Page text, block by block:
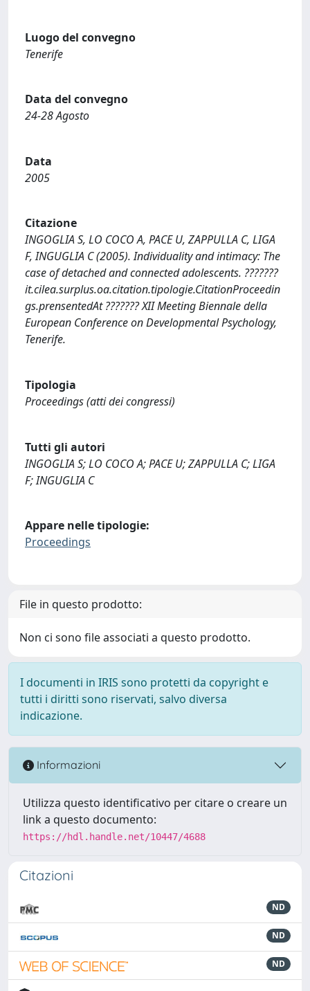
Luogo del convegno
Tenerife
Data del convegno
24-28 Agosto
Data
2005
Citazione
INGOGLIA S, LO COCO A, PACE U, ZAPPULLA C, LIGA
F, INGUGLIA C (2005). Individuality and intimacy: The
case of detached and connected adolescents. ???????
it.cilea.surplus.oa.citation.tipologie.CitationProceedin
gs.prensentedAt ??????? XII Meeting Biennale della
European Conference on Developmental Psychology,
Tenerife.
Tipologia
Proceedings (atti dei congressi)
Tutti gli autori
INGOGLIA S; LO COCO A; PACE U; ZAPPULLA C; LIGA
F; INGUGLIA C
Appare nelle tipologie:
Proceedings
File in questo prodotto:
Non ci sono file associati a questo prodotto.
I documenti in IRIS sono protetti da copyright e
tutti i diritti sono riservati, salvo diversa
indicazione.
Informazioni
Utilizza questo identificativo per citare o creare un
link a questo documento:
https://hdl.handle.net/10447/4688
Citazioni
ND
ND
ND